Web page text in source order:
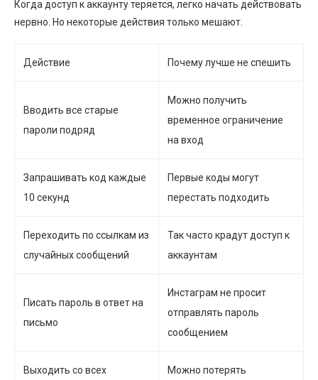
Когда доступ к аккаунту теряется, легко начать действовать
нервно. Но некоторые действия только мешают.
Действие Почему лучше не спешить
Вводить все старые
пароли подряд
Можно получить
временное ограничение
на вход
Запрашивать код каждые
10 секунд
Первые коды могут
перестать подходить
Переходить по ссылкам из
случайных сообщений
Так часто крадут доступ к
аккаунтам
Писать пароль в ответ на
письмо
Инстаграм не просит
отправлять пароль
сообщением
Выходить со всех
Можно потерять